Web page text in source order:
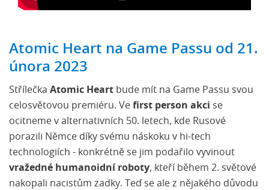
Atomic Heart na Game Passu od 21.
února 2023
Střílečka Atomic Heart bude mít na Game Passu svou
celosvětovou premiéru. Ve first person akci se
ocitneme v alternativních 50. letech, kde Rusové
porazili Němce díky svému náskoku v hi-tech
technologiích - konkrétně se jim podařilo vyvinout
vražedné humanoidní roboty, kteří během 2. světové
nakopali nacistům zadky. Teď se ale z nějakého důvodu